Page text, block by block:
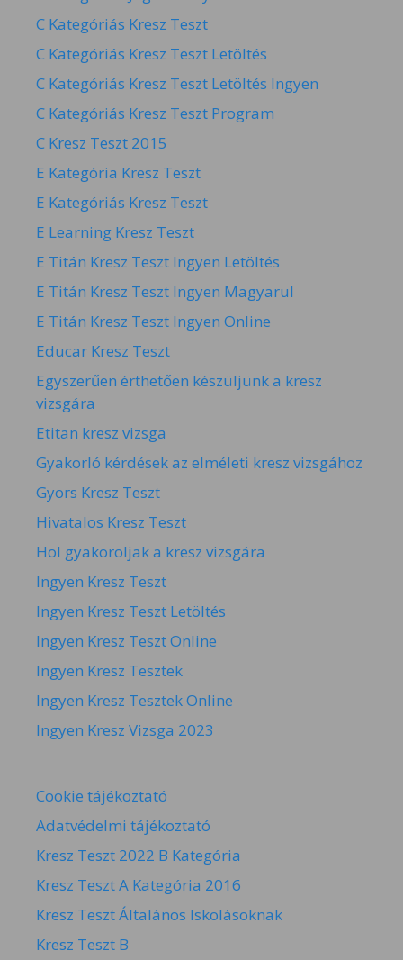
C Kategóriás Kresz Teszt
C Kategóriás Kresz Teszt Letöltés
C Kategóriás Kresz Teszt Letöltés Ingyen
C Kategóriás Kresz Teszt Program
C Kresz Teszt 2015
E Kategória Kresz Teszt
E Kategóriás Kresz Teszt
E Learning Kresz Teszt
E Titán Kresz Teszt Ingyen Letöltés
E Titán Kresz Teszt Ingyen Magyarul
E Titán Kresz Teszt Ingyen Online
Educar Kresz Teszt
Egyszerűen érthetően készüljünk a kresz
vizsgára
Etitan kresz vizsga
Gyakorló kérdések az elméleti kresz vizsgához
Gyors Kresz Teszt
Hivatalos Kresz Teszt
Hol gyakoroljak a kresz vizsgára
Ingyen Kresz Teszt
Ingyen Kresz Teszt Letöltés
Ingyen Kresz Teszt Online
Ingyen Kresz Tesztek
Ingyen Kresz Tesztek Online
Ingyen Kresz Vizsga 2023
Cookie tájékoztató
Adatvédelmi tájékoztató
Kresz Teszt 2022 B Kategória
Kresz Teszt A Kategória 2016
Kresz Teszt Általános Iskolásoknak
Kresz Teszt B